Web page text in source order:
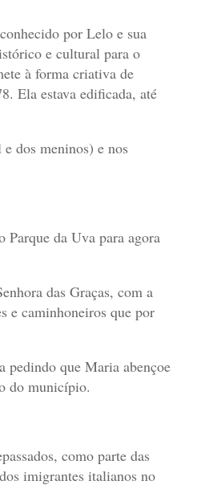
por Lelo e sua
e cultural para o
à forma criativa de
Ela estava edificada, até
dos meninos) e nos
da Uva para agora
das Graças, com a
e caminhoneiros que por
pedindo que Maria abençoe
do município.
como parte das
imigrantes italianos no